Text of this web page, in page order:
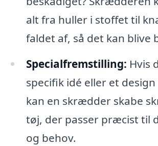
alt fra huller i stoffet til
faldet af, så det kan blive
Specialfremstilling: Hvis
specifik idé eller et
kan en skrædder skabe
tøj, der passer præcist til
og behov.